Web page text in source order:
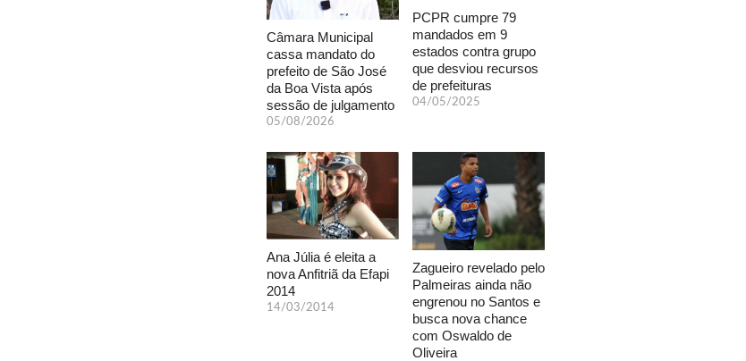
Câmara Municipal
cassa mandato do
prefeito de São José
da Boa Vista após
sessão de julgamento
05/08/2026
PCPR cumpre 79
mandados em 9
estados contra grupo
que desviou recursos
de prefeituras
04/05/2025
Ana Júlia é eleita a
nova Anfitriã da Efapi
2014
14/03/2014
Zagueiro revelado pelo
Palmeiras ainda não
engrenou no Santos e
busca nova chance
com Oswaldo de
Oliveira